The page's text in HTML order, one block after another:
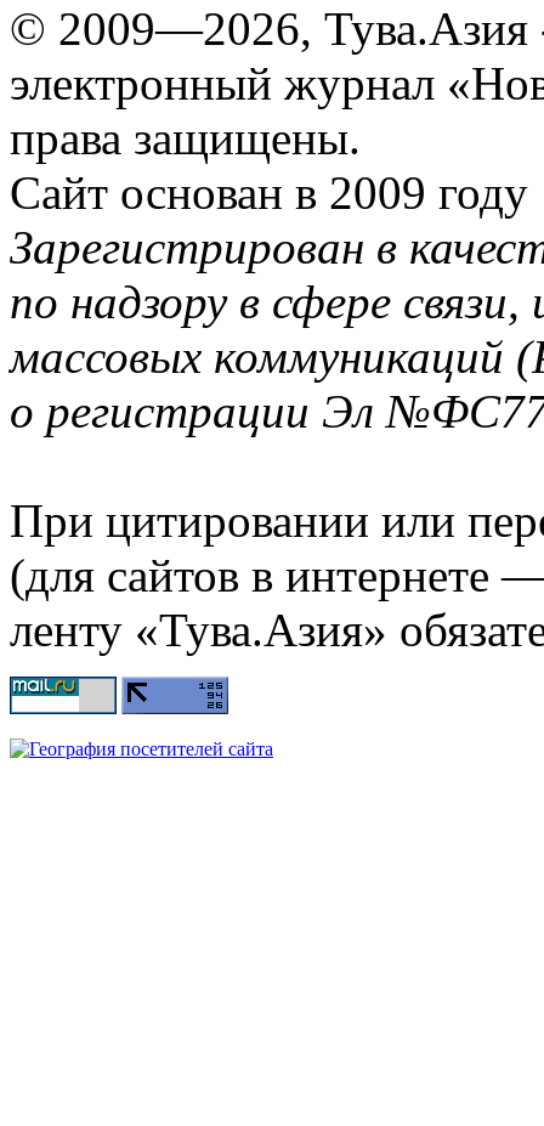
© 2009—2026, Тува.Азия
электронный журнал
права защищены.
Сайт основан в 2009 году
Зарегистрирован в
по надзору в сфере
массовых коммуникаций
о регистрации Эл
При цитировании или
(для сайтов в интернете
ленту «Тува.Азия»